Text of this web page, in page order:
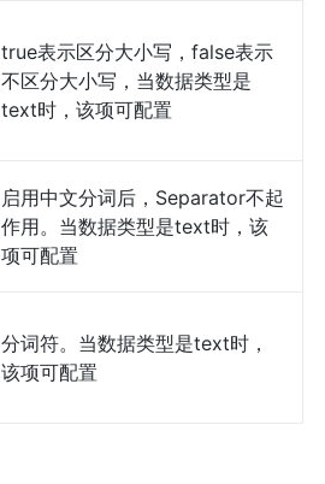
true表示区分大小写，false表示
不区分大小写，当数据类型是
text时，该项可配置
启用中文分词后，Separator不起
作用。当数据类型是text时，该
项可配置
分词符。当数据类型是text时，
该项可配置